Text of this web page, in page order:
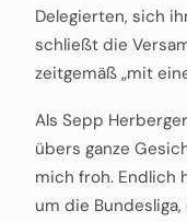
Delegierten, sich
schließt die
zeitgemäß „mit
Als Sepp
übers ganze
mich froh. Endlich
um die